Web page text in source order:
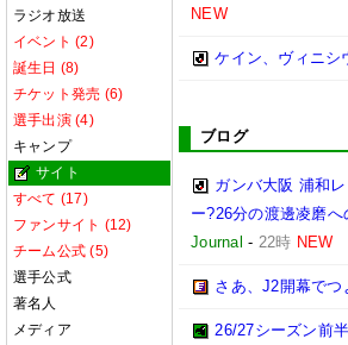
ラジオ放送
イベント (2)
誕生日 (8)
チケット発売 (6)
選手出演 (4)
キャンプ
サイト
すべて (17)
ファンサイト (12)
チーム公式 (5)
選手公式
著名人
メディア
NEW
ケイン、ヴィニシ
ブログ
ガンバ大阪 浦和
ー?26分の渡邊凌磨
Journal - 22時 NEW
さあ、J2開幕でつ
26/27シーズン前